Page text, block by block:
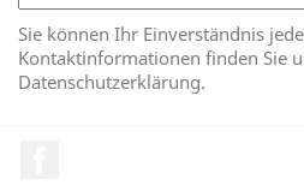
Sie können Ihr Einverständnis
Kontaktinformationen finden Sie
Datenschutzerklärung.